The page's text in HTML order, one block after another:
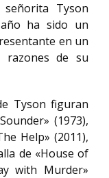
Tyson
ha sido un
en un
razones de su
Tyson figuran
(1973),
Help» (2011),
de «House of
with Murder»